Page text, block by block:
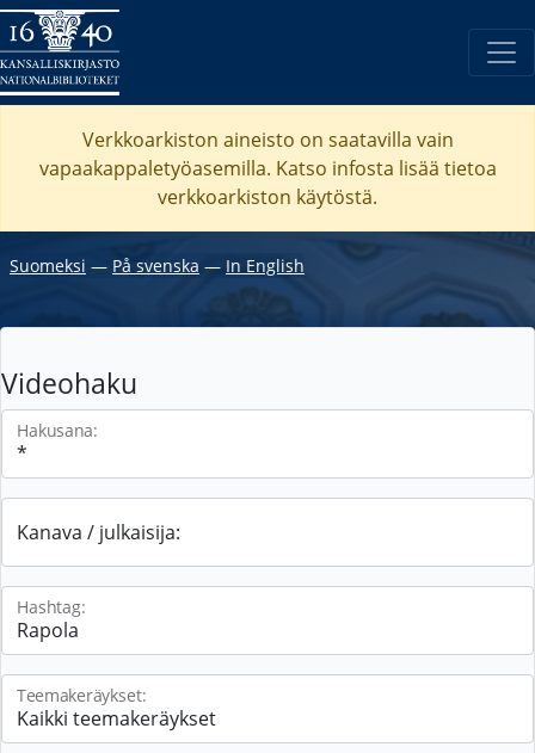
Verkkoarkiston aineisto on saatavilla vain
vapaakappaletyöasemilla. Katso infosta lisää tietoa
verkkoarkiston käytöstä.
Suomeksi ― På svenska ― In English
Videohaku
Hakusana:
Kanava / julkaisija:
Hashtag:
Teemakeräykset: